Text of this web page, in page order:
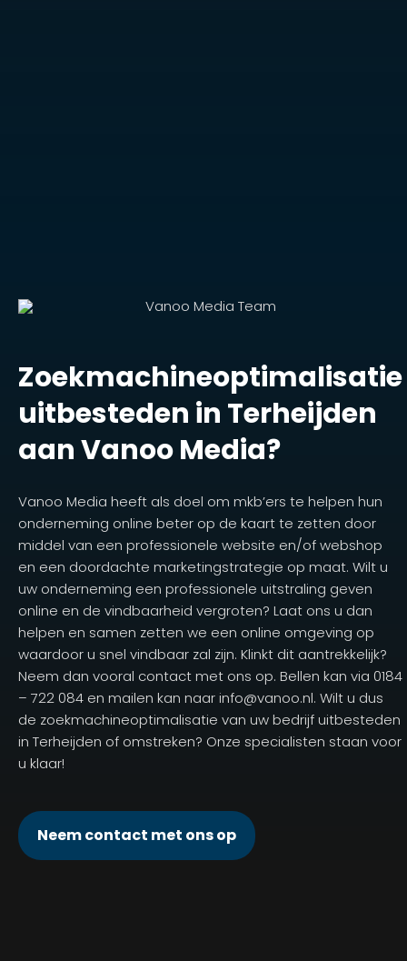
Zoekmachineoptimalisatie
uitbesteden in Terheijden
aan Vanoo Media?
Vanoo Media heeft als doel om mkb’ers te helpen hun
onderneming online beter op de kaart te zetten door
middel van een professionele website en/of webshop
en een doordachte marketingstrategie op maat. Wilt u
uw onderneming een professionele uitstraling geven
online en de vindbaarheid vergroten? Laat ons u dan
helpen en samen zetten we een online omgeving op
waardoor u snel vindbaar zal zijn. Klinkt dit aantrekkelijk?
Neem dan vooral contact met ons op. Bellen kan via 0184
– 722 084 en mailen kan naar info@vanoo.nl. Wilt u dus
de zoekmachineoptimalisatie van uw bedrijf uitbesteden
in Terheijden of omstreken? Onze specialisten staan voor
u klaar!
Neem contact met ons op